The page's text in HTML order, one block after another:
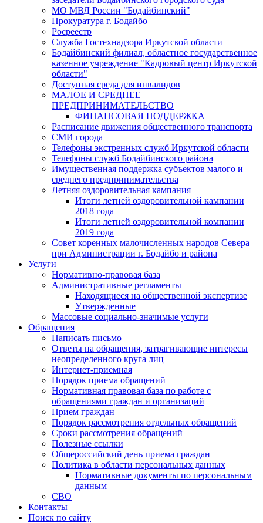
МО МВД России "Бодайбинский"
Прокуратура г. Бодайбо
Росреестр
Служба Гостехнадзора Иркутской области
Бодайбинский филиал, областное государственное
казенное учреждение "Кадровый центр Иркутской
области"
Доступная среда для инвалидов
МАЛОЕ И СРЕДНЕЕ
ПРЕДПРИНИМАТЕЛЬСТВО
ФИНАНСОВАЯ ПОДДЕРЖКА
Расписание движения общественного транспорта
СМИ города
Телефоны экстренных служб Иркутской области
Телефоны служб Бодайбинского района
Имущественная поддержка субъектов малого и
среднего предпринимательства
Летняя оздоровительная кампания
Итоги летней оздоровительной кампании
2018 года
Итоги летней оздоровительной компании
2019 года
Совет коренных малочисленных народов Севера
при Администрации г. Бодайбо и района
Услуги
Нормативно-правовая база
Административные регламенты
Находящиеся на общественной экспертизе
Утвержденные
Массовые социально-значимые услуги
Обращения
Написать письмо
Ответы на обращения, затрагивающие интересы
неопределенного круга лиц
Интернет-приемная
Порядок приема обращений
Нормативная правовая база по работе с
обращениями граждан и организаций
Прием граждан
Порядок рассмотрения отдельных обращений
Сроки рассмотрения обращений
Полезные ссылки
Общероссийский день приема граждан
Политика в области персональных данных
Нормативные документы по персональным
данным
СВО
Контакты
Поиск по сайту